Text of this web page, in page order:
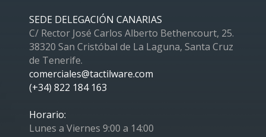
SEDE DELEGACIÓN CANARIAS
C/ Rector José Carlos Alberto Bethencourt, 25.
38320 San Cristóbal de La Laguna, Santa Cruz
de Tenerife.
comerciales@tactilware.com
(+34) 822 184 163
Horario:
Lunes a Viernes 9:00 a 14:00